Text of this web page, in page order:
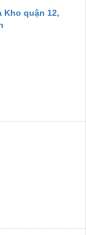
Kho quận 12,